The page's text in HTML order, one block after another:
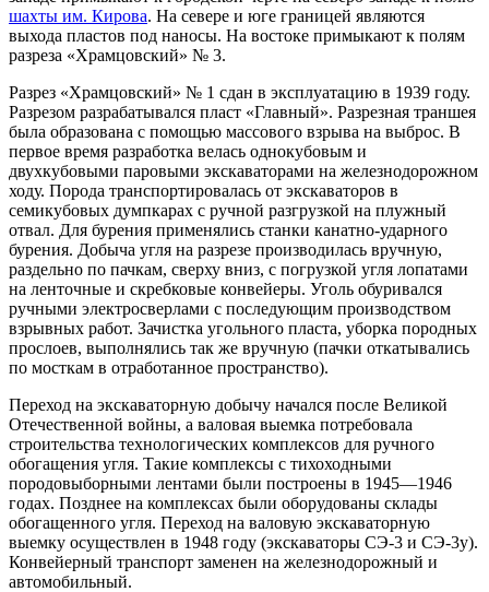
шахты им. Кирова. На севере и юге границей являются
выхода пластов под наносы. На востоке примыкают к полям
разреза «Храмцовский» № 3.
Разрез «Храмцовский» № 1 сдан в эксплуатацию в 1939 году.
Разрезом разрабатывался пласт «Главный». Разрезная траншея
была образована с помощью массового взрыва на выброс. В
первое время разработка велась однокубовым и
двухкубовыми паровыми экскаваторами на железнодорожном
ходу. Порода транспортировалась от экскаваторов в
семикубовых думпкарах с ручной разгрузкой на плужный
отвал. Для бурения применялись станки канатно-ударного
бурения. Добыча угля на разрезе производилась вручную,
раздельно по пачкам, сверху вниз, с погрузкой угля лопатами
на ленточные и скребковые конвейеры. Уголь обуривался
ручными электросверлами с последующим производством
взрывных работ. Зачистка угольного пласта, уборка породных
прослоев, выполнялись так же вручную (пачки откатывались
по мосткам в отработанное пространство).
Переход на экскаваторную добычу начался после Великой
Отечественной войны, а валовая выемка потребовала
строительства технологических комплексов для ручного
обогащения угля. Такие комплексы с тихоходными
породовыборными лентами были построены в 1945—1946
годах. Позднее на комплексах были оборудованы склады
обогащенного угля. Переход на валовую экскаваторную
выемку осуществлен в 1948 году (экскаваторы СЭ-3 и СЭ-3у).
Конвейерный транспорт заменен на железнодорожный и
автомобильный.